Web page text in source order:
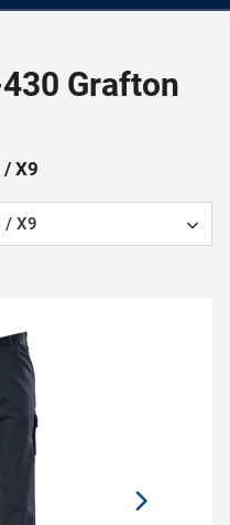
Grafton
/ X9
/ X9